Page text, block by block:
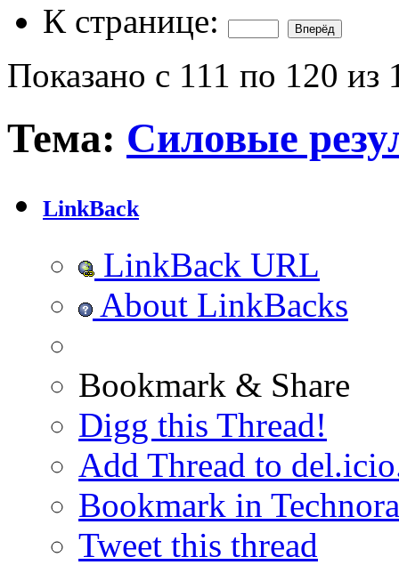
К странице:
Показано с 111 по 120 из
Тема: Силовые
LinkBack
LinkBack URL
About LinkBacks
Bookmark & Share
Digg this Thread!
Add Thread to
Bookmark in
Tweet this thread